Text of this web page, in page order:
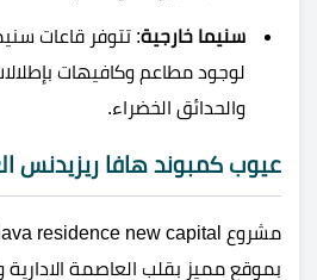
سنيما خارجية: تتوفر قاعات
لوجود مطاعم وكافيهات
والحدائق الخضراء.
عيوب كمبوند هافا ريزيدنس
بموقع مميز بقلب العاصمة